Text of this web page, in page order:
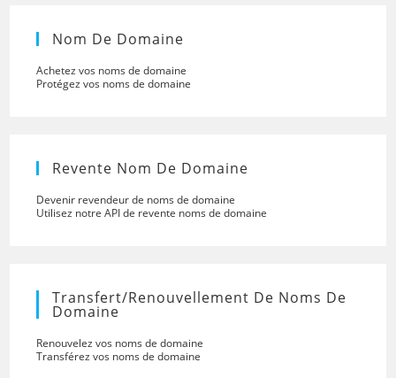
Nom De Domaine
Achetez vos noms de domaine
Protégez vos noms de domaine
Revente Nom De Domaine
Devenir revendeur de noms de domaine
Utilisez notre API de revente noms de domaine
Transfert/renouvellement De Noms De
Domaine
Renouvelez vos noms de domaine
Transférez vos noms de domaine